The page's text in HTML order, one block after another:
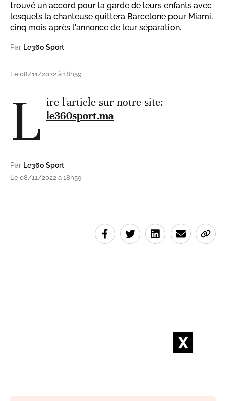
trouvé un accord pour la garde de leurs enfants avec
lesquels la chanteuse quittera Barcelone pour Miami,
cinq mois après l'annonce de leur séparation.
Par Le360 Sport
Le 08/11/2022 à 18h59
L ire l'article sur notre site:
le360sport.ma
Par Le360 Sport
Le 08/11/2022 à 18h59